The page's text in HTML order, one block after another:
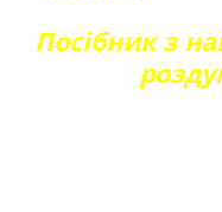
Посібник з